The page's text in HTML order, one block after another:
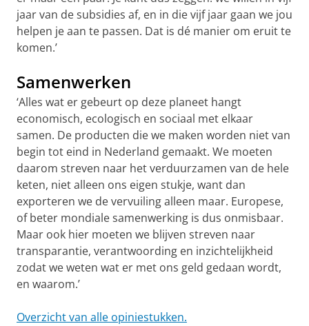
jaar van de subsidies af, en in die vijf jaar gaan we jou
helpen je aan te passen. Dat is dé manier om eruit te
komen.’
Samenwerken
‘Alles wat er gebeurt op deze planeet hangt
economisch, ecologisch en sociaal met elkaar
samen. De producten die we maken worden niet van
begin tot eind in Nederland gemaakt. We moeten
daarom streven naar het verduurzamen van de hele
keten, niet alleen ons eigen stukje, want dan
exporteren we de vervuiling alleen maar. Europese,
of beter mondiale samenwerking is dus onmisbaar.
Maar ook hier moeten we blijven streven naar
transparantie, verantwoording en inzichtelijkheid
zodat we weten wat er met ons geld gedaan wordt,
en waarom.’
Overzicht van alle opiniestukken.